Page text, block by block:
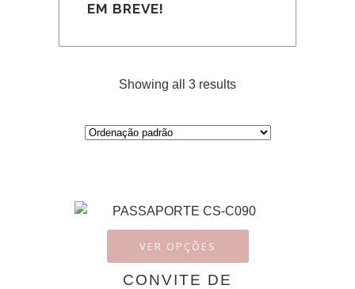
EM BREVE!
Showing all 3 results
VER OPÇÕES
CONVITE DE